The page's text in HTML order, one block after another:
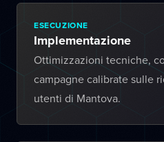
ESECUZIONE
Implementazione
Ottimizzazioni tecniche,
campagne calibrate sulle
utenti di Mantova.